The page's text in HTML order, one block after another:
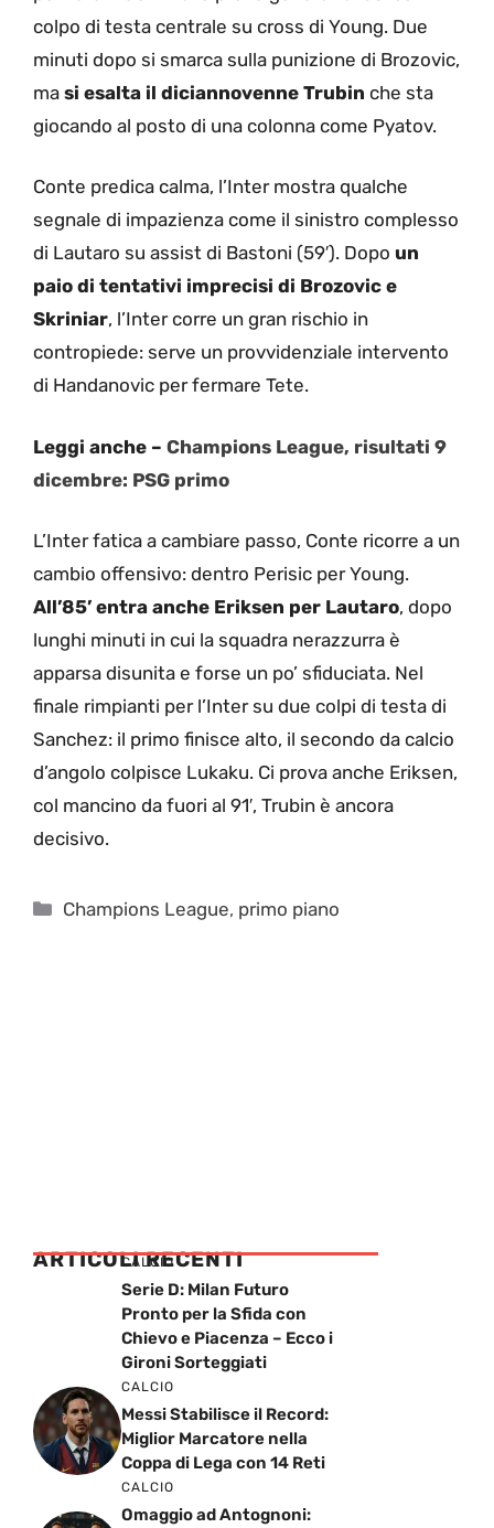
colpo di testa centrale su cross di Young. Due
minuti dopo si smarca sulla punizione di Brozovic,
ma si esalta il diciannovenne Trubin che sta
giocando al posto di una colonna come Pyatov.
Conte predica calma, l’Inter mostra qualche
segnale di impazienza come il sinistro complesso
di Lautaro su assist di Bastoni (59′). Dopo un
paio di tentativi imprecisi di Brozovic e
Skriniar, l’Inter corre un gran rischio in
contropiede: serve un provvidenziale intervento
di Handanovic per fermare Tete.
Leggi anche – Champions League, risultati 9
dicembre: PSG primo
L’Inter fatica a cambiare passo, Conte ricorre a un
cambio offensivo: dentro Perisic per Young.
All’85’ entra anche Eriksen per Lautaro, dopo
lunghi minuti in cui la squadra nerazzurra è
apparsa disunita e forse un po’ sfiduciata. Nel
finale rimpianti per l’Inter su due colpi di testa di
Sanchez: il primo finisce alto, il secondo da calcio
d’angolo colpisce Lukaku. Ci prova anche Eriksen,
col mancino da fuori al 91′, Trubin è ancora
decisivo.
Categorie
Champions League, primo piano
ARTICOLI RECENTI
CALCIO
Serie D: Milan Futuro
Pronto per la Sfida con
Chievo e Piacenza – Ecco i
Gironi Sorteggiati
CALCIO
Messi Stabilisce il Record:
Miglior Marcatore nella
Coppa di Lega con 14 Reti
CALCIO
Omaggio ad Antognoni: